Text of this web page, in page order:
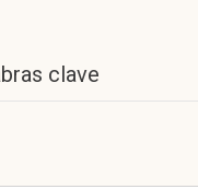
clave